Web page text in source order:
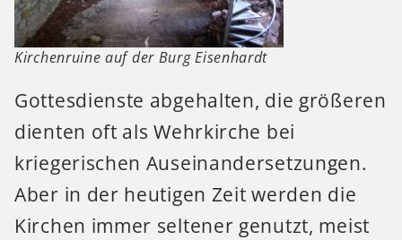
Kirchenruine auf der Burg Eisenhardt
Gottesdienste abgehalten, die größeren
dienten oft als Wehrkirche bei
kriegerischen Auseinandersetzungen.
Aber in der heutigen Zeit werden die
Kirchen immer seltener genutzt, meist